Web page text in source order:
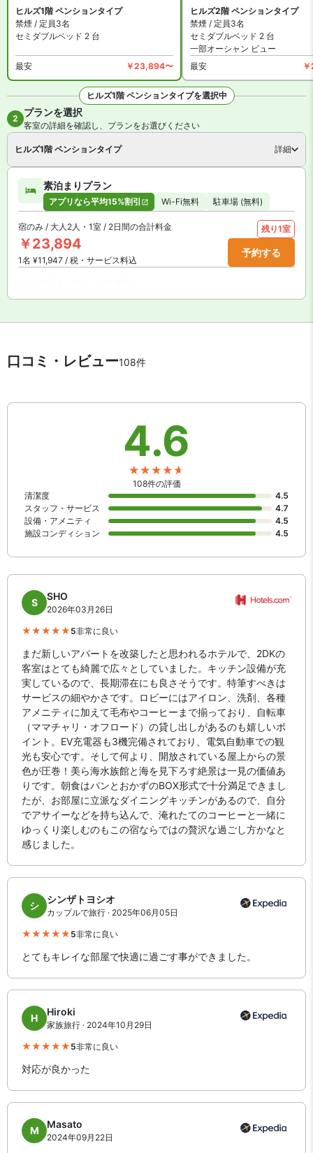
ヒルズ1階 ペンションタイプ
禁煙 / 定員3名
セミダブルベッド 2 台
最安 ￥23,894〜
ヒルズ2階 ペンションタイプ
禁煙 / 定員3名
セミダブルベッド 2 台
一部オーシャン ビュー
最安
ヒルズ1階 ペンションタイプを選択中
2 プランを選択
客室の詳細を確認し、プランをお選びください
ヒルズ1階 ペンションタイプ 詳細
素泊まりプラン
アプリなら平均15%割引 Wi-Fi無料 駐車場 (無料)
宿のみ / 大人2人・1室 / 2日間の合計料金
￥23,894
1名 ¥11,947 / 税・サービス料込
残り1室
予約する
口コミ・レビュー108件
4.6
108件の評価
清潔度
4.5
スタッフ・サービス
4.7
設備・アメニティ
4.5
施設コンディション
4.5
S
SHO
2026年03月26日
5非常に良い
まだ新しいアパートを改築したと思われるホテルで、2DKの
客室はとても綺麗で広々としていました。キッチン設備が充
実しているので、長期滞在にも良さそうです。特筆すべきは
サービスの細やかさです。ロビーにはアイロン、洗剤、各種
アメニティに加えて毛布やコーヒーまで揃っており、自転車
（ママチャリ・オフロード）の貸し出しがあるのも嬉しいポ
イント。EV充電器も3機完備されており、電気自動車での観
光も安心です。そして何より、開放されている屋上からの景
色が圧巻！美ら海水族館と海を見下ろす絶景は一見の価値あ
りです。朝食はパンとおかずのBOX形式で十分満足できまし
たが、お部屋に立派なダイニングキッチンがあるので、自分
でアサイーなどを持ち込んで、淹れたてのコーヒーと一緒に
ゆっくり楽しむのもこの宿ならではの贅沢な過ごし方かなと
感じました。
シ
シンザトヨシオ
カップルで旅行 · 2025年06月05日
5非常に良い
とてもキレイな部屋で快適に過ごす事ができました。
H
Hiroki
家族旅行 · 2024年10月29日
5非常に良い
対応が良かった
M
Masato
2024年09月22日